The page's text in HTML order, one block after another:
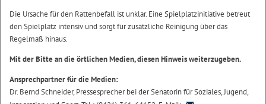
Die Ursache für den Rattenbefall ist unklar. Eine Spielplatzinitiative betreut
den Spielplatz intensiv und sorgt für zusätzliche Reinigung über das
Regelmaß hinaus.
Mit der Bitte an die örtlichen Medien, diesen Hinweis weiterzugeben.
Ansprechpartner für die Medien:
Dr. Bernd Schneider, Pressesprecher bei der Senatorin für Soziales, Jugend,